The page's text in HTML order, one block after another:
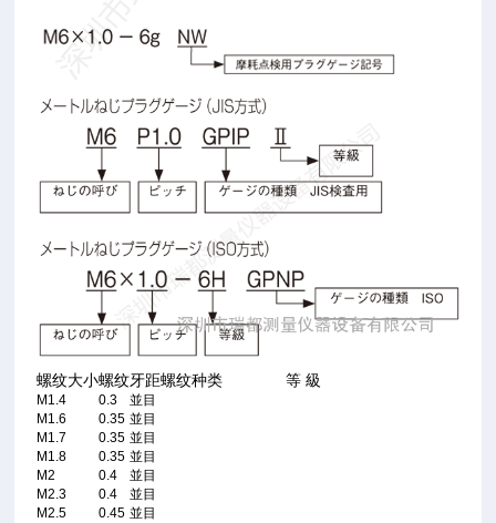
螺纹大小螺纹牙距螺纹种类 等 級
M1.4 0.3 並目
M1.6 0.35 並目
M1.7
0.35 並目
M1.8
0.35 並目
M2
0.4
並目
M2.3
0.4
並目
M2.5
0.45 並目